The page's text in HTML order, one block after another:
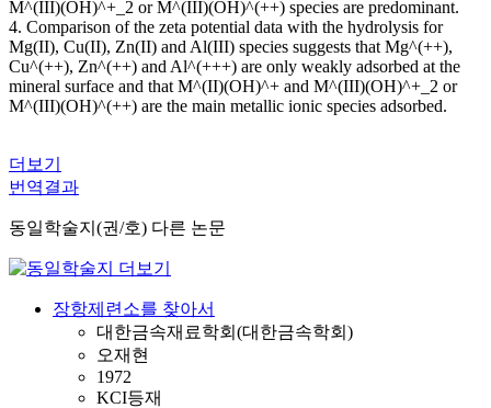
M^(III)(OH)^+_2 or M^(III)(OH)^(++) species are predominant.
4. Comparison of the zeta potential data with the hydrolysis for
Mg(II), Cu(II), Zn(II) and Al(III) species suggests that Mg^(++),
Cu^(++), Zn^(++) and Al^(+++) are only weakly adsorbed at the
mineral surface and that M^(II)(OH)^+ and M^(III)(OH)^+_2 or
M^(III)(OH)^(++) are the main metallic ionic species adsorbed.
더보기
번역결과
동일학술지(권/호) 다른 논문
장항제련소를 찾아서
대한금속재료학회(대한금속학회)
오재현
1972
KCI등재